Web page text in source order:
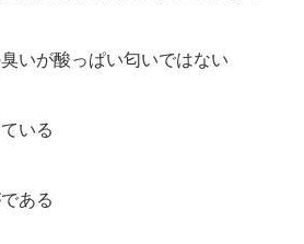
いが酸っぱい匂いではない
いる
ある